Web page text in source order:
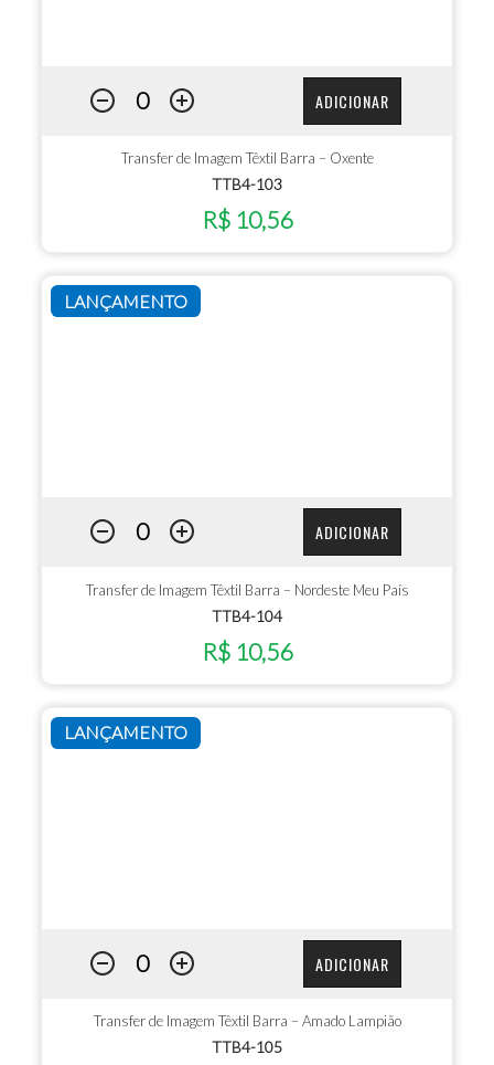
ADICIONAR
Transfer de Imagem Têxtil Barra – Oxente
TTB4-103
R$ 10,56
LANÇAMENTO
ADICIONAR
Transfer de Imagem Têxtil Barra – Nordeste Meu País
TTB4-104
R$ 10,56
LANÇAMENTO
ADICIONAR
Transfer de Imagem Têxtil Barra – Amado Lampião
TTB4-105